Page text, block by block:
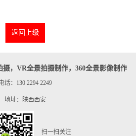
返回上级
摄，VR全景拍摄制作，360全景影像制作
话：130 2294 2249
地址：陕西西安
扫一扫关注